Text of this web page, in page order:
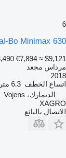
6
Bo Minimax 630
€7,894 ≈ $9,121
مرداس مجعد
2018
اتساع الخطف 6.3 متر
الدنمارك، Vojens
XAGRO
الاتصال بالبائع